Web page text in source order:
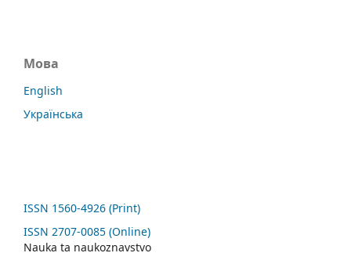
Мова
English
Українська
ISSN 1560-4926 (Print)
ISSN 2707-0085 (Online)
Nauka ta naukoznavstvo